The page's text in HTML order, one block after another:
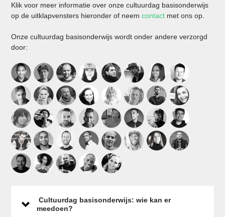
Klik voor meer informatie over onze cultuurdag basisonderwijs
op de uitklapvensters hieronder of neemcontact met ons op.
Onze cultuurdag basisonderwijs wordt onder andere verzorgd
door:
Cultuurdag basisonderwijs: wie kan er
meedoen?